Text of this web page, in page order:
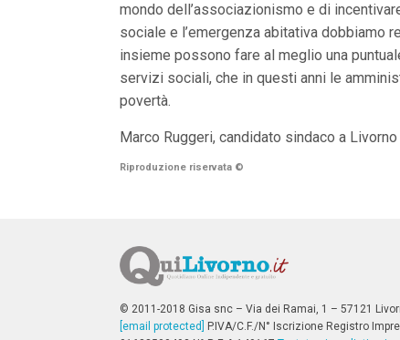
l
i
V
a
i
l
e
ù
c
p
l
e
mondo dell’associazionismo e di
sociale e l’emergenza abitativa dobbiamo
insieme possono fare al meglio una
servizi sociali, che in questi anni le
povertà.
Marco Ruggeri, candidato sindaco a
Riproduzione riservata ©
© 2011-2018 Gisa snc – Via dei Ramai, 1 – 57121
[email protected]
P.IVA/C.F./N° Iscrizione Registro